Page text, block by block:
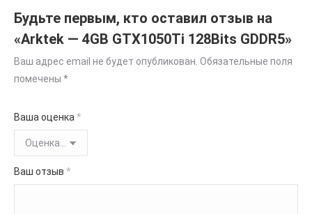
Будьте первым, кто оставил отзыв на
«Arktek — 4GB GTX1050Ti 128Bits GDDR5»
Ваш адрес email не будет опубликован. Обязательные поля
помечены *
Ваша оценка *
Ваш отзыв *